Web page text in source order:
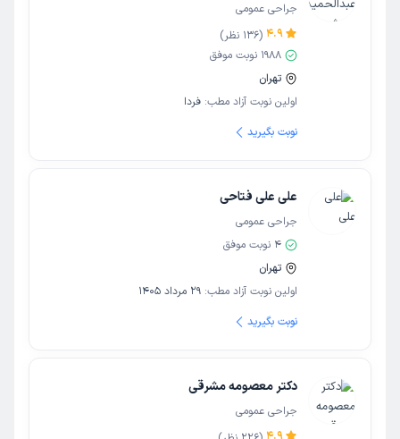
جراحی عمومی
4.9
(
136 نظر)
1988 نوبت موفق
تهران
اولین نوبت آزاد مطب: فردا
نوبت بگیرید
علی علی فتاحی
جراحی عمومی
4 نوبت موفق
تهران
اولین نوبت آزاد مطب: 29 مرداد 1405
نوبت بگیرید
دکتر معصومه مشرقی
جراحی عمومی